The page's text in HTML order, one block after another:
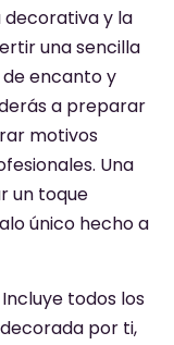
y la
una sencilla
encanto y
a preparar
motivos
Una
un toque
único hecho a
todos los
por ti,